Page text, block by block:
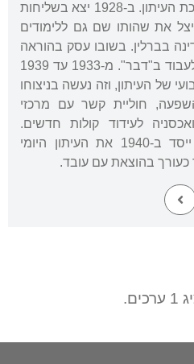
עורך "דבר", להצטרף למערכת העיתון. ב-1928 יצא בשליחות
את שהותו שם גם ללימודים
בברלין. בשובו עסק בהוראה
למבוגרים, עד שהוזמן שוב לעבוד ב"דבר". מ-1933 עד 1939
של העיתון, וזה נעשה בניצוחו
חוליית קשר עם מרכזי
לעידוד קולות חדשים.
במסגרת עבודתו ב"דבר" ייסד ב-1940 את העיתון היומי